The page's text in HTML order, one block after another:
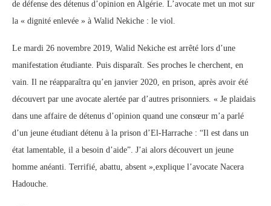
de défense des détenus d’opinion en Algérie. L’avocate met un mot sur
la « dignité enlevée » à Walid Nekiche : le viol.
Le mardi 26 novembre 2019, Walid Nekiche est arrêté lors d’une
manifestation étudiante. Puis disparaît. Ses proches le cherchent, en
vain. Il ne réapparaîtra qu’en janvier 2020, en prison, après avoir été
découvert par une avocate alertée par d’autres prisonniers. « Je plaidais
dans une affaire de détenus d’opinion quand une consœur m’a parlé
d’un jeune étudiant détenu à la prison d’El-Harrache : “Il est dans un
état lamentable, il a besoin d’aide”. J’ai alors découvert un jeune
homme anéanti. Terrifié, abattu, absent »,explique l’avocate Nacera
Hadouche.